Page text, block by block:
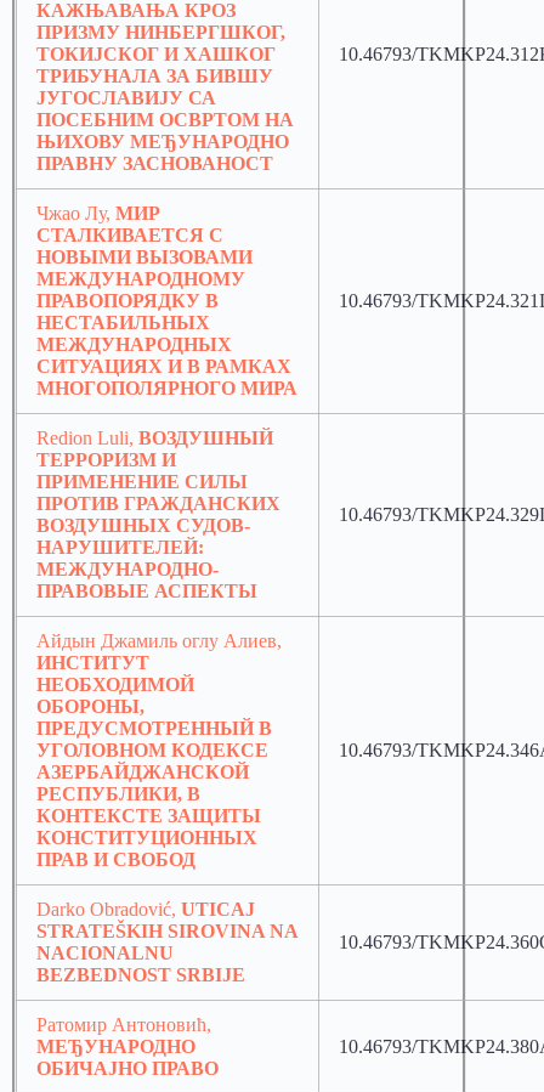
КАЖЊАВАЊА КРОЗ
ПРИЗМУ НИНБЕРГШКОГ,
ТОКИЈСКОГ И ХАШКОГ
ТРИБУНАЛА ЗА БИВШУ
ЈУГОСЛАВИЈУ СА
ПОСЕБНИМ ОСВРТОМ НА
ЊИХОВУ МЕЂУНАРОДНО
ПРАВНУ ЗАСНОВАНОСТ
10.46793/
Чжао Лу, МИР
СТАЛКИВАЕТСЯ С
НОВЫМИ ВЫЗОВАМИ
МЕЖДУНАРОДНОМУ
ПРАВОПОРЯДКУ В
НЕСТАБИЛЬНЫХ
МЕЖДУНАРОДНЫХ
СИТУАЦИЯХ И В РАМКАХ
МНОГОПОЛЯРНОГО МИРА
10.46793/
Redion Luli, ВОЗДУШНЫЙ
ТЕРРОРИЗМ И
ПРИМЕНЕНИЕ СИЛЫ
ПРОТИВ ГРАЖДАНСКИХ
ВОЗДУШНЫХ СУДОВ-
НАРУШИТЕЛЕЙ:
МЕЖДУНАРОДНО-
ПРАВОВЫЕ АСПЕКТЫ
10.46793/
Айдын Джамиль оглу Алиев,
ИНСТИТУТ
НЕОБХОДИМОЙ
ОБОРОНЫ,
ПРЕДУСМОТРЕННЫЙ В
УГОЛОВНОМ КОДЕКСЕ
АЗЕРБАЙДЖАНСКОЙ
РЕСПУБЛИКИ, В
КОНТЕКСТЕ ЗАЩИТЫ
КОНСТИТУЦИОННЫХ
ПРАВ И СВОБОД
10.46793/
Darko Obradović, UTICAJ
STRATEŠKIH SIROVINA NA
NACIONALNU
BEZBEDNOST SRBIJE
10.46793/
Ратомир Антоновић,
МЕЂУНАРОДНО
ОБИЧАЈНО ПРАВО
10.46793/